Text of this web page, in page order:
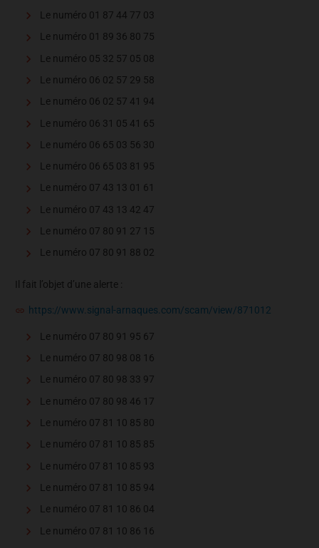
Le numéro 01 87 44 77 03
Le numéro 01 89 36 80 75
Le numéro 05 32 57 05 08
Le numéro 06 02 57 29 58
Le numéro 06 02 57 41 94
Le numéro 06 31 05 41 65
Le numéro 06 65 03 56 30
Le numéro 06 65 03 81 95
Le numéro 07 43 13 01 61
Le numéro 07 43 13 42 47
Le numéro 07 80 91 27 15
Le numéro 07 80 91 88 02
Il fait l’objet d’une alerte :
https://www.signal-arnaques.com/scam/view/871012
Le numéro 07 80 91 95 67
Le numéro 07 80 98 08 16
Le numéro 07 80 98 33 97
Le numéro 07 80 98 46 17
Le numéro 07 81 10 85 80
Le numéro 07 81 10 85 85
Le numéro 07 81 10 85 93
Le numéro 07 81 10 85 94
Le numéro 07 81 10 86 04
Le numéro 07 81 10 86 16